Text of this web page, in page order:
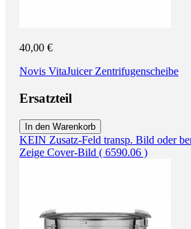
40,00 €
Novis VitaJuicer Zentrifugenscheibe
Ersatzteil
In den Warenkorb
KEIN Zusatz-Feld transp. Bild oder
Zeige Cover-Bild ( 6590.06 )